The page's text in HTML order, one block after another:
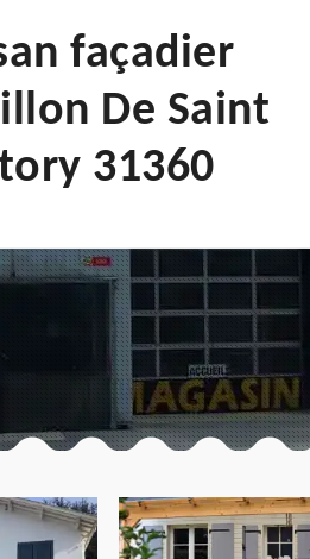
façadier
De Saint
31360